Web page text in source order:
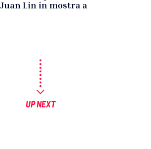
Lin in mostra a
UP NEXT